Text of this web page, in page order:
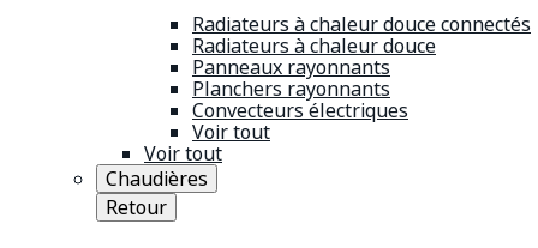
Radiateurs à chaleur douce connectés
Radiateurs à chaleur douce
Panneaux rayonnants
Planchers rayonnants
Convecteurs électriques
Voir tout
Voir tout
Chaudières
Retour